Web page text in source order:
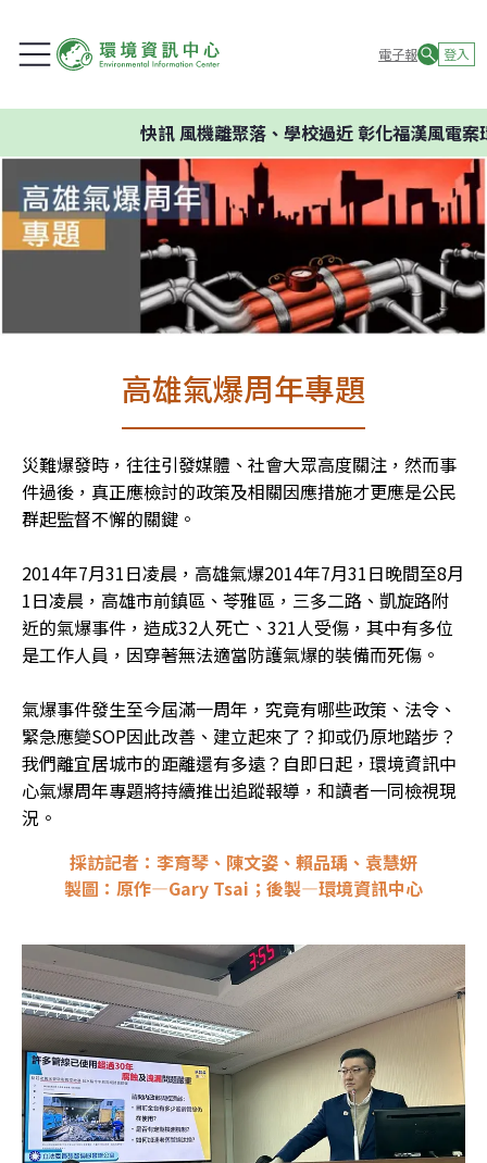
電子報 登入
快訊風機離聚落、學校過近 彰化福漢風電案環
高雄氣爆周年專題
災難爆發時，往往引發媒體、社會大眾高度關注，然而事
件過後，真正應檢討的政策及相關因應措施才更應是公民
群起監督不懈的關鍵。
2014年7月31日凌晨，高雄氣爆2014年7月31日晚間至8月
1日凌晨，高雄市前鎮區、苓雅區，三多二路、凱旋路附
近的氣爆事件，造成32人死亡、321人受傷，其中有多位
是工作人員，因穿著無法適當防護氣爆的裝備而死傷。
氣爆事件發生至今屆滿一周年，究竟有哪些政策、法令、
緊急應變SOP因此改善、建立起來了？抑或仍原地踏步？
我們離宜居城市的距離還有多遠？自即日起，環境資訊中
心氣爆周年專題將持續推出追蹤報導，和讀者一同檢視現
況。
採訪記者：李育琴、陳文姿、賴品瑀、袁慧妍
製圖：原作—Gary Tsai；後製—環境資訊中心